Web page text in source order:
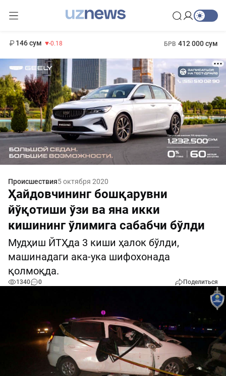
146 сум -0.18 БРВ 412 000 сум
Происшествия5 октября 2020
Ҳайдовчининг бошқарувни
йўқотиши ўзи ва яна икки
кишининг ўлимига сабабчи бўлди
Мудҳиш ЙТҲда 3 киши ҳалок бўлди,
машинадаги ака-ука шифохонада
қолмоқда.
1340 0 Поделиться